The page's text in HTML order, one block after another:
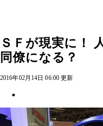
ＳＦが現実に！
同僚になる？
2016年02月14日 06:00 更新